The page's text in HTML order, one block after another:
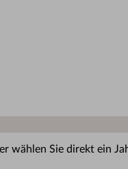
wählen Sie direkt ein